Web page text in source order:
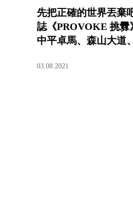
先把正確的世界丟
誌《PROVOKE 挑釁
中平卓馬、森山大道
03.08.2021